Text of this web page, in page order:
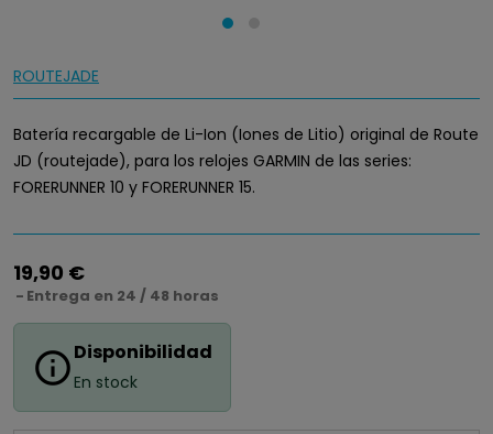
ROUTEJADE
Batería recargable de Li-Ion (Iones de Litio) original de Route
JD (routejade), para los relojes GARMIN de las series:
FORERUNNER 10 y FORERUNNER 15.
19,90 €
Entrega en 24 / 48 horas
info_outlineDisponibilidad
En stock